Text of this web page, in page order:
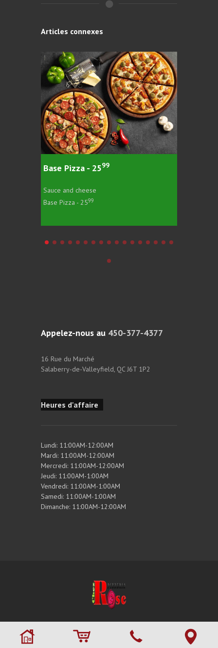
Articles connexes
Base Pizza - 2599
Sauce and cheese
Base Pizza - 2599
Appelez-nous au 450-377-4377
16 Rue du Marché
Salaberry-de-Valleyfield, QC J6T 1P2
Heures d'affaire
Lundi: 11:00AM-12:00AM
Mardi: 11:00AM-12:00AM
Mercredi: 11:00AM-12:00AM
Jeudi: 11:00AM-1:00AM
Vendredi: 11:00AM-1:00AM
Samedi: 11:00AM-1:00AM
Dimanche: 11:00AM-12:00AM
. Site maintenu par RestoMenu